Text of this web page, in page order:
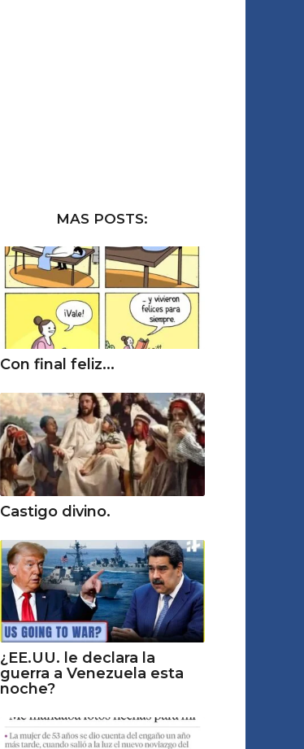
MAS POSTS:
Con final feliz...
Castigo divino.
¿EE.UU. le declara la
guerra a Venezuela esta
noche?